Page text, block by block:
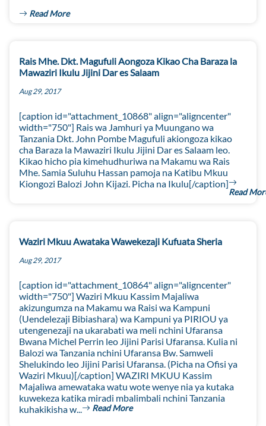
Read More
Rais Mhe. Dkt. Magufuli Aongoza Kikao Cha Baraza la
Mawaziri Ikulu Jijini Dar es Salaam
Aug 29, 2017
[caption id="attachment_10868" align="aligncenter"
width="750"] Rais wa Jamhuri ya Muungano wa
Tanzania Dkt. John Pombe Magufuli akiongoza kikao
cha Baraza la Mawaziri Ikulu Jijini Dar es Salaam leo.
Kikao hicho pia kimehudhuriwa na Makamu wa Rais
Mhe. Samia Suluhu Hassan pamoja na Katibu Mkuu
Kiongozi Balozi John Kijazi. Picha na Ikulu[/caption]
Read
Waziri Mkuu Awataka Wawekezaji Kufuata Sheria
Aug 29, 2017
[caption id="attachment_10864" align="aligncenter"
width="750"] Waziri Mkuu Kassim Majaliwa
akizungumza na Makamu wa Raisi wa Kampuni
(Uendelezaji Bibiashara) wa Kampuni ya PIRIOU ya
utengenezaji na ukarabati wa meli nchini Ufaransa
Bwana Michel Perrin leo Jijini Parisi Ufaransa. Kulia ni
Balozi wa Tanzania nchini Ufaransa Bw. Samweli
Shelukindo leo Jijini Parisi Ufaransa. (Picha na Ofisi ya
Waziri Mkuu)[/caption] WAZIRI MKUU Kassim
Majaliwa amewataka watu wote wenye nia ya kutaka
kuwekeza katika miradi mbalimbali nchini Tanzania
kuhakikisha w...
Read More